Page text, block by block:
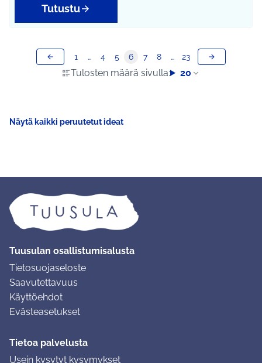
Tutustu
Tulosten määrä sivulla: 20
1 … 4 5 6 7 8 … 23
Näytä kaikki peruutetut ideat
Tuusulan osallistumisalusta
Tietosuojaseloste
Saavutettavuus
Käyttöehdot
Evästeasetukset
Tietoa palvelusta
Usein kysytyt kysymykset